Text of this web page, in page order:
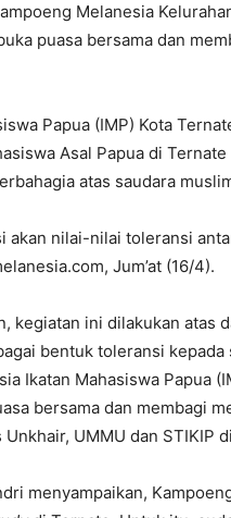
Melanesia
puasa bersama dan
Papua (IMP) Kota
Asal Papua di
atas saudara
akan nilai-nilai toleransi
Jum’at (16/4).
kegiatan ini dilakukan atas
bentuk toleransi
Ikatan Mahasiswa Papua
bersama dan membagi
UMMU dan STIKIP
menyampaikan,